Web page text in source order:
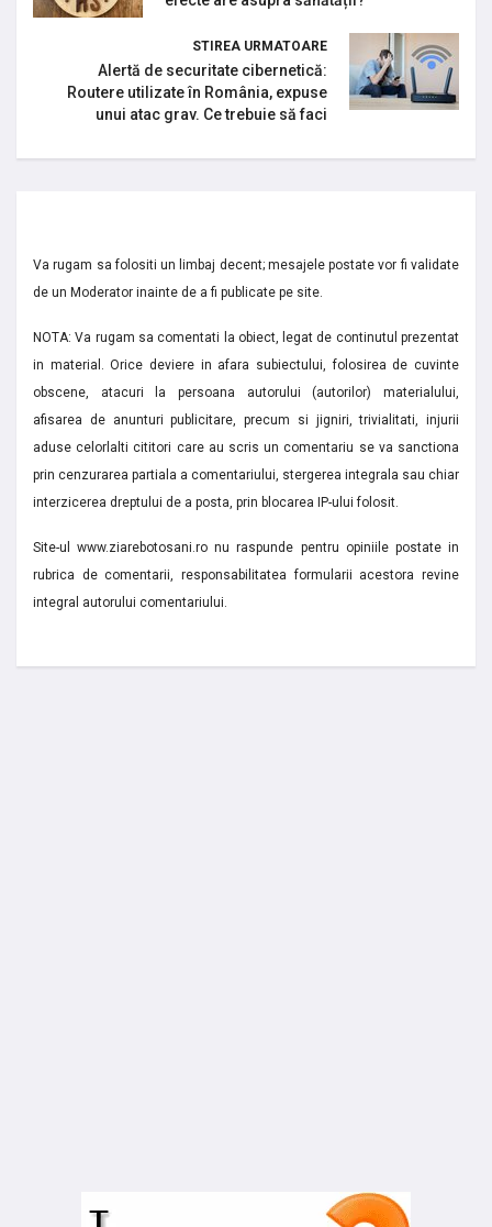
STIREA URMATOARE
Alertă de securitate cibernetică:
Routere utilizate în România, expuse
unui atac grav. Ce trebuie să faci
Va rugam sa folositi un limbaj decent; mesajele postate vor fi validate
de un Moderator inainte de a fi publicate pe site.
NOTA: Va rugam sa comentati la obiect, legat de continutul prezentat
in material. Orice deviere in afara subiectului, folosirea de cuvinte
obscene, atacuri la persoana autorului (autorilor) materialului,
afisarea de anunturi publicitare, precum si jigniri, trivialitati, injurii
aduse celorlalti cititori care au scris un comentariu se va sanctiona
prin cenzurarea partiala a comentariului, stergerea integrala sau chiar
interzicerea dreptului de a posta, prin blocarea IP-ului folosit.
Site-ul www.ziarebotosani.ro nu raspunde pentru opiniile postate in
rubrica de comentarii, responsabilitatea formularii acestora revine
integral autorului comentariului.